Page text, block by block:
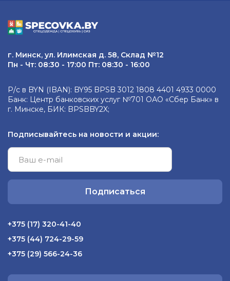
г. Минск, ул. Илимская д. 58, Склад №12
Пн - Чт: 08:30 - 17:00 Пт: 08:30 - 16:00
Р/с в BYN (IBAN): BY95 BPSB 3012 1808 4401 4933 0000
Банк: Центр банковских услуг №701 ОАО «Сбер Банк» в
г. Минске, БИК: BPSBBY2X;
Подписывайтесь на новости и акции:
Подписаться
+375 (17) 320-41-40
+375 (44) 724-29-59
+375 (29) 566-24-36